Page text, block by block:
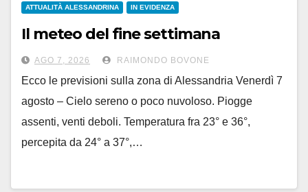
ATTUALITÀ ALESSANDRINA IN EVIDENZA
Il meteo del fine settimana
AGO 7, 2026 RAIMONDO BOVONE
Ecco le previsioni sulla zona di Alessandria Venerdì 7
agosto – Cielo sereno o poco nuvoloso. Piogge
assenti, venti deboli. Temperatura fra 23° e 36°,
percepita da 24° a 37°,…